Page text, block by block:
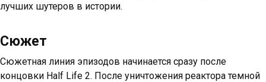
лучших шутеров в истории.
Сюжет
Сюжетная линия эпизодов начинается сразу после
концовки Half Life 2. После уничтожения реактора темной